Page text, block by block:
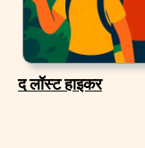
द लॉस्ट हाइकर